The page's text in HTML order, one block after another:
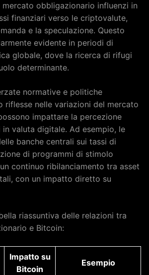
obbligazionario influenzi in
finanziari verso le criptovalute,
e la speculazione. Questo
evidente in periodi di
globale, dove la ricerca di rifugi
determinante.
normative e politiche
riflesse nelle variazioni del mercato
impattare la percezione
valuta digitale. Ad esempio, le
banche centrali sui tassi di
di programmi di stimolo
continuo ribilanciamento tra asset
con un impatto diretto su
riassuntiva delle relazioni tra
e Bitcoin:
Impatto su
Bitcoin
Esempio